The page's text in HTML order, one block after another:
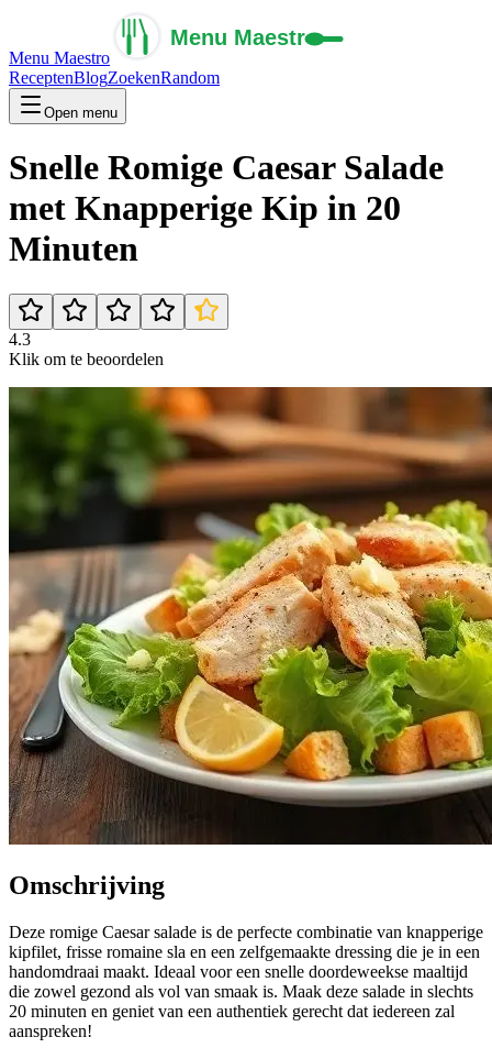
Menu Maestro
ReceptenBlogZoekenRandom
Open menu
Snelle Romige Caesar Salade
met Knapperige Kip in 20
Minuten
4.3
Klik om te beoordelen
Omschrijving
Deze romige Caesar salade is de perfecte combinatie van knapperige
kipfilet, frisse romaine sla en een zelfgemaakte dressing die je in een
handomdraai maakt. Ideaal voor een snelle doordeweekse maaltijd
die zowel gezond als vol van smaak is. Maak deze salade in slechts
20 minuten en geniet van een authentiek gerecht dat iedereen zal
aanspreken!